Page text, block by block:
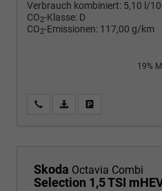
Verbrauch kombiniert: 5,10 l/
CO2-Klasse: D
CO2-Emissionen: 117,00 g/km
19%
Wir rufen Sie anPDF-Fahrzeugexposé
Skoda Octavia Combi